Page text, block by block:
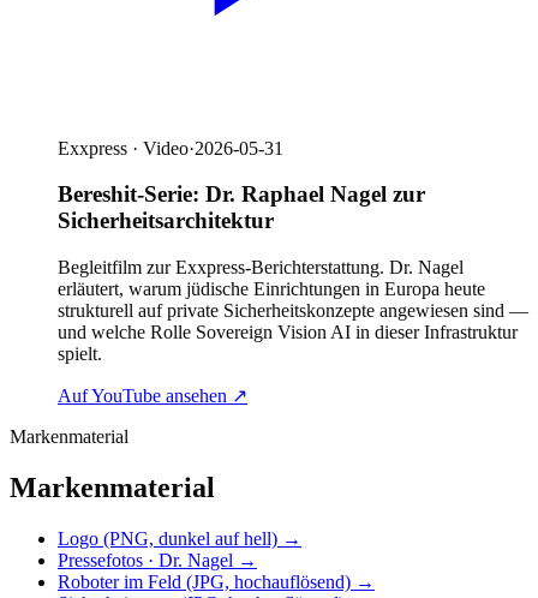
Exxpress · Video·2026-05-31
Bereshit-Serie: Dr. Raphael Nagel zur
Sicherheitsarchitektur
Begleitfilm zur Exxpress-Berichterstattung. Dr. Nagel
erläutert, warum jüdische Einrichtungen in Europa heute
strukturell auf private Sicherheitskonzepte angewiesen sind —
und welche Rolle Sovereign Vision AI in dieser Infrastruktur
spielt.
Auf YouTube ansehen ↗
Markenmaterial
Markenmaterial
Logo (PNG, dunkel auf hell) →
Pressefotos · Dr. Nagel →
Roboter im Feld (JPG, hochauflösend) →